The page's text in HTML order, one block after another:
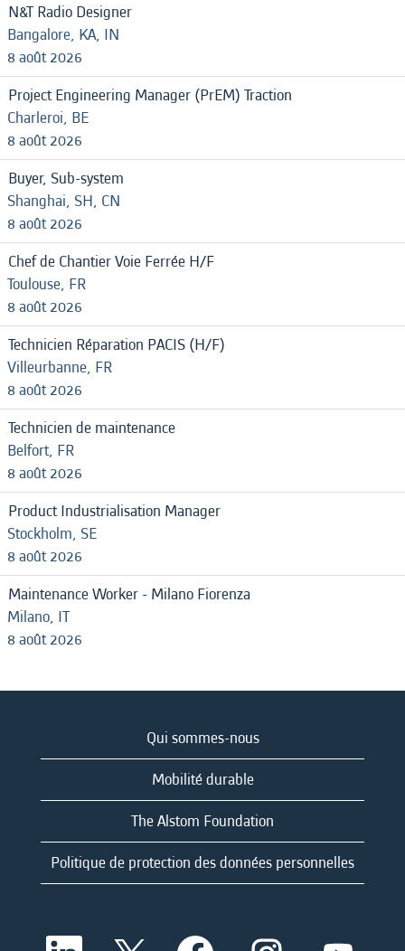
N&T Radio Designer
Bangalore, KA, IN
8 août 2026
Project Engineering Manager (PrEM) Traction
Charleroi, BE
8 août 2026
Buyer, Sub-system
Shanghai, SH, CN
8 août 2026
Chef de Chantier Voie Ferrée H/F
Toulouse, FR
8 août 2026
Technicien Réparation PACIS (H/F)
Villeurbanne, FR
8 août 2026
Technicien de maintenance
Belfort, FR
8 août 2026
Product Industrialisation Manager
Stockholm, SE
8 août 2026
Maintenance Worker - Milano Fiorenza
Milano, IT
8 août 2026
Qui sommes-nous
Mobilité durable
The Alstom Foundation
Politique de protection des données personnelles
S S S